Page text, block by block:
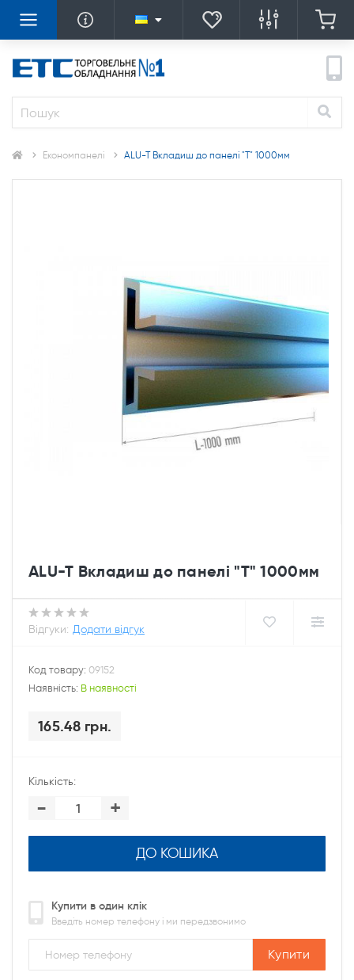
Економпанелі ALU-T Вкладиш до панелі "Т" 1000мм
ALU-T Вкладиш до панелі "Т" 1000мм
Відгуки: Додати відгук
Код товару: 09152
Наявність: В наявності
165.48 грн.
Кількість:
- +
ДО КОШИКА
Купити в один клік
Введіть номер телефону і ми передзвонимо
Купити